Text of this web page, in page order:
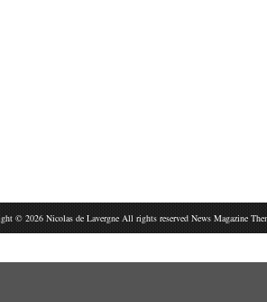
© 2026 Nicolas de Lavergne All rights reserved News Magazine